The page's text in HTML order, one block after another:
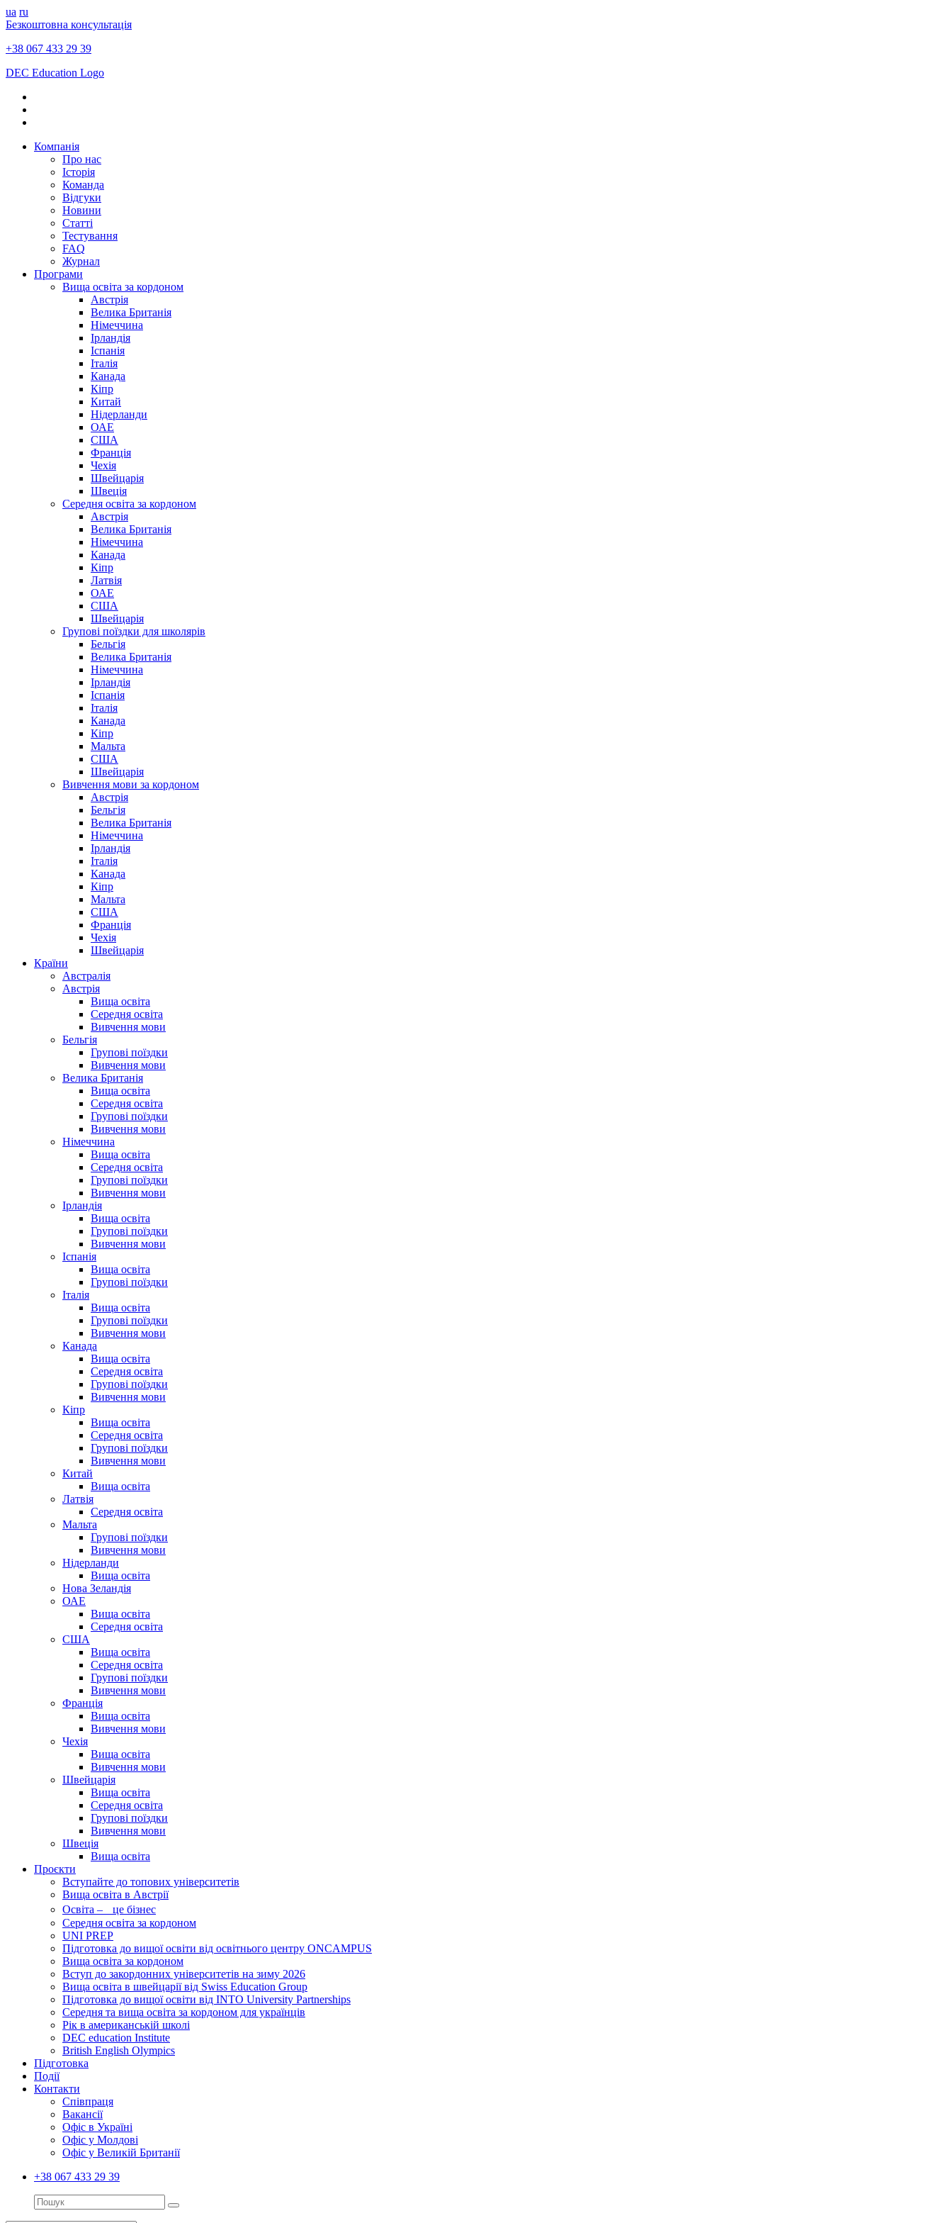
ua ru
Безкоштовна консультація
+38 067 433 29 39
DEC Education Logo
Компанія
Про нас
Історія
Команда
Відгуки
Новини
Статті
Тестування
FAQ
Журнал
Програми
Вища освіта за кордоном
Австрія
Велика Британія
Німеччина
Ірландія
Іспанія
Італія
Канада
Кіпр
Китай
Нідерланди
ОАЕ
США
Франція
Чехія
Швейцарія
Швеція
Середня освіта за кордоном
Австрія
Велика Британія
Німеччина
Канада
Кіпр
Латвія
ОАЕ
США
Швейцарія
Групові поїздки для школярів
Бельгія
Велика Британія
Німеччина
Ірландія
Іспанія
Італія
Канада
Кіпр
Мальта
США
Швейцарія
Вивчення мови за кордоном
Австрія
Бельгія
Велика Британія
Німеччина
Ірландія
Італія
Канада
Кіпр
Мальта
США
Франція
Чехія
Швейцарія
Країни
Австралія
Австрія
Вища освіта
Середня освіта
Вивчення мови
Бельгія
Групові поїздки
Вивчення мови
Велика Британія
Вища освіта
Середня освіта
Групові поїздки
Вивчення мови
Німеччина
Вища освіта
Середня освіта
Групові поїздки
Вивчення мови
Ірландія
Вища освіта
Групові поїздки
Вивчення мови
Іспанія
Вища освіта
Групові поїздки
Італія
Вища освіта
Групові поїздки
Вивчення мови
Канада
Вища освіта
Середня освіта
Групові поїздки
Вивчення мови
Кіпр
Вища освіта
Середня освіта
Групові поїздки
Вивчення мови
Китай
Вища освіта
Латвія
Середня освіта
Мальта
Групові поїздки
Вивчення мови
Нідерланди
Вища освіта
Нова Зеландія
ОАЕ
Вища освіта
Середня освіта
США
Вища освіта
Середня освіта
Групові поїздки
Вивчення мови
Франція
Вища освіта
Вивчення мови
Чехія
Вища освіта
Вивчення мови
Швейцарія
Вища освіта
Середня освіта
Групові поїздки
Вивчення мови
Швеція
Вища освіта
Проєкти
Вступайте до топових університетів
Вища освіта в Австрії
Освіта – це бізнес
Середня освіта за кордоном
UNI PREP
Підготовка до вищої освіти від освітнього центру ONCAMPUS
Вища освіта за кордоном
Вступ до закордонних університетів на зиму 2026
Вища освіта в швейцарії від Swiss Education Group
Підготовка до вищої освіти від INTO University Partnerships
Середня та вища освіта за кордоном для українців
Рік в американській школі
DEC education Institute
British English Olympics
Підготовка
Події
Контакти
Співпраця
Вакансії
Офіс в Україні
Офіс у Молдові
Офіс у Великій Британії
+38 067 433 29 39